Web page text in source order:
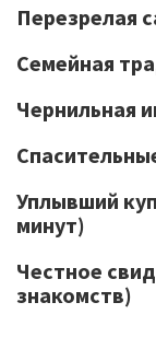
Перезрелая
Семейная
Чернильная
Уплывший
минут)
Честное
знакомств)